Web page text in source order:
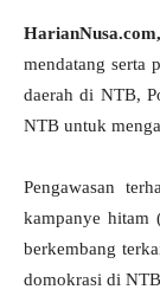
mendatang serta
daerah di NTB,
NTB untuk
Pengawasan
kampanye hitam
berkembang
domokrasi di